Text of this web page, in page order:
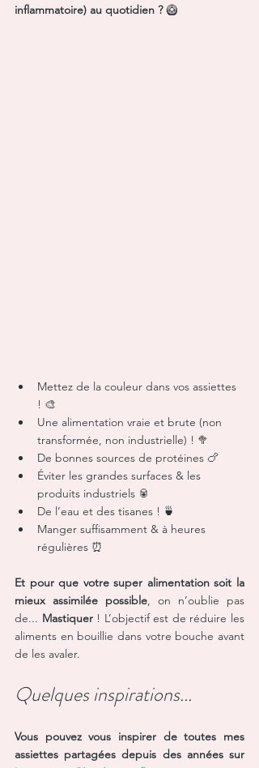
inflammatoire) au quotidien ? 🥝
Mettez de la couleur dans vos assiettes
! 🎨
Une alimentation vraie et brute (non
transformée, non industrielle) ! 🥦
De bonnes sources de protéines 🍗
Éviter les grandes surfaces & les
produits industriels 🥫
De l’eau et des tisanes ! 🍵
Manger suffisamment & à heures
régulières ⏰
Et pour que votre super alimentation soit la
mieux assimilée possible, on n’oublie pas
de... Mastiquer ! L’objectif est de réduire les
aliments en bouillie dans votre bouche avant
de les avaler.
Quelques inspirations...
Vous pouvez vous inspirer de toutes mes